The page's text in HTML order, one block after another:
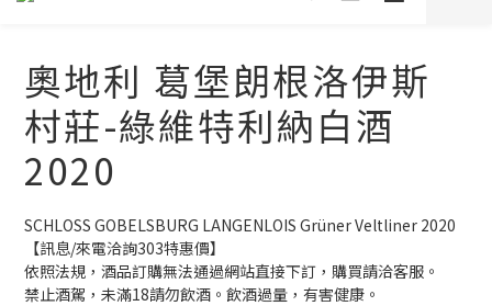
奧地利 葛堡朗根洛伊斯
村莊-綠維特利納白酒
2020
SCHLOSS GOBELSBURG LANGENLOIS Grüner Veltliner 2020
【訊息/來電洽詢303特惠價】
依照法規，酒品訂購無法通過網站直接下訂，購買請洽客服。
禁止酒駕，未滿18請勿飲酒。飲酒過量，有害健康。